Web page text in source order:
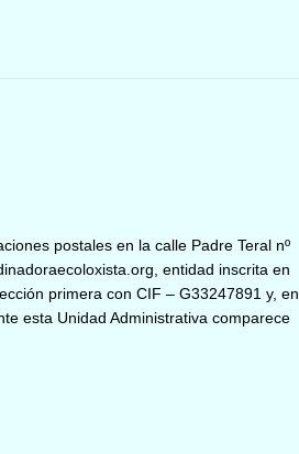
postales en la calle Padre Teral nº
entidad inscrita en
primera con CIF – G33247891 y, en
esta Unidad Administrativa comparece